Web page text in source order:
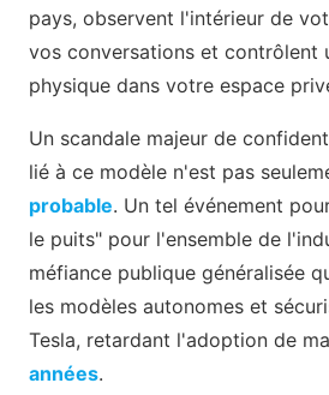
pays, observent l'intérieur de
vos conversations et contrôlent
physique dans votre espace
Un scandale majeur de
lié à ce modèle n'est pas
probable. Un tel événement
le puits" pour l'ensemble de
méfiance publique généralisée
les modèles autonomes et
Tesla, retardant l'adoption de
années.